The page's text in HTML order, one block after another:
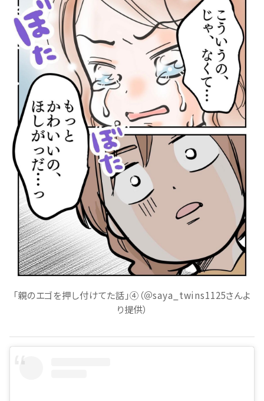
「親のエゴを押し付けてた話」④（＠saya_twins1125さんよ
り提供）